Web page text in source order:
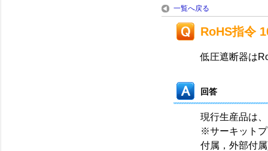
一覧へ戻る
RoHS指令
低圧遮断器は
回答
現行生産品は
※サーキットプ
付属，外部付